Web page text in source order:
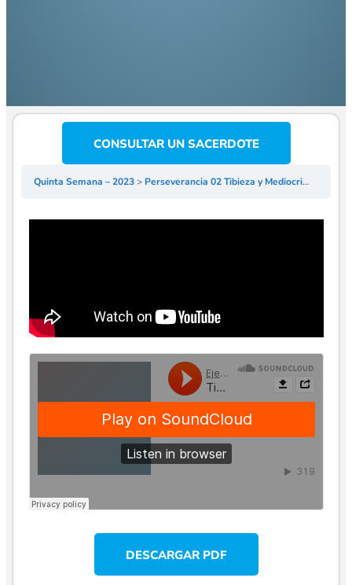
CONSULTAR UN SACERDOTE
Quinta Semana – 2023 Perseverancia 02 Tibieza y Mediocridad
DESCARGAR PDF